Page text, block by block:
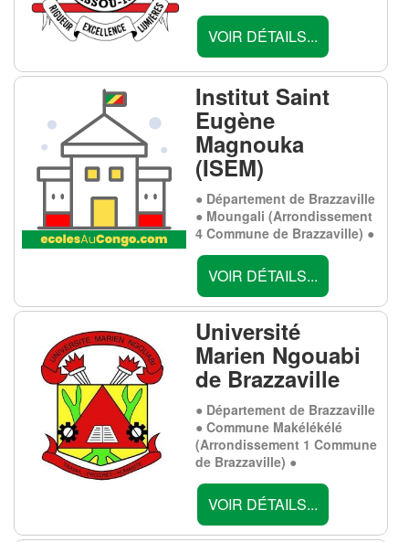
VOIR DÉTAILS...
Institut Saint
Eugène
Magnouka
(ISEM)
● Département de Brazzaville
● Moungali (Arrondissement
4 Commune de Brazzaville) ●
VOIR DÉTAILS...
Université
Marien Ngouabi
de Brazzaville
● Département de Brazzaville
● Commune Makélékélé
(Arrondissement 1 Commune
de Brazzaville) ●
VOIR DÉTAILS...